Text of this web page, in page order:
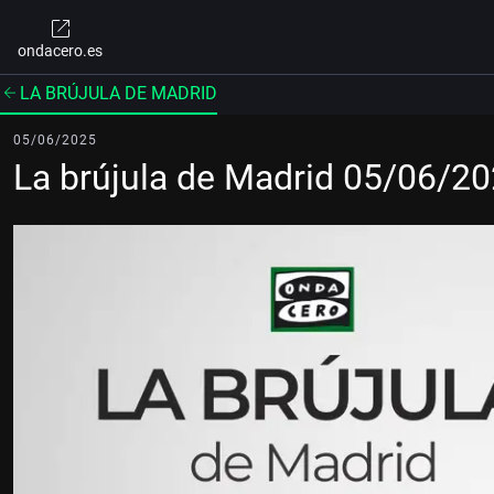
ondacero.es
LA BRÚJULA DE MADRID
05/06/2025
La brújula de Madrid 05/06/